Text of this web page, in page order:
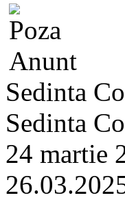
Sedinta
Sedinta
24 martie